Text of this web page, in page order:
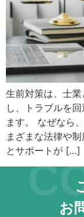
生前対策は、士
し、トラブルを
ます。 なぜなら
まざまな法律や
とサポートが […]
お